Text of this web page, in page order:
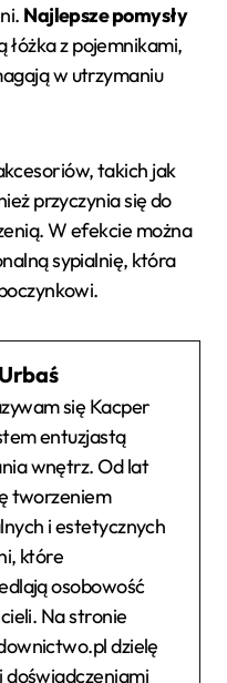
Najlepsze pomysły
łóżka z pojemnikami,
w utrzymaniu
takich jak
przyczynia się do
W efekcie można
sypialnię, która
entuzjastą
wnętrz. Od lat
tworzeniem
i estetycznych
które
osobowość
Na stronie
dzielę
doświadczeniami